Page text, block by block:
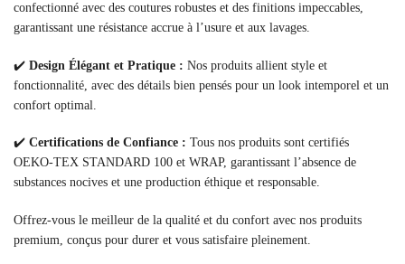
confectionné avec des coutures robustes et des finitions impeccables,
garantissant une résistance accrue à l’usure et aux lavages.
✔️ Design Élégant et Pratique : Nos produits allient style et
fonctionnalité, avec des détails bien pensés pour un look intemporel et un
confort optimal.
✔️ Certifications de Confiance : Tous nos produits sont certifiés
OEKO-TEX STANDARD 100 et WRAP, garantissant l’absence de
substances nocives et une production éthique et responsable.
Offrez-vous le meilleur de la qualité et du confort avec nos produits
premium, conçus pour durer et vous satisfaire pleinement.